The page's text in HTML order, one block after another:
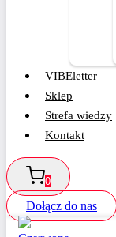
VIBEletter
Sklep
Strefa wiedzy
Kontakt
0
Dołącz do nas